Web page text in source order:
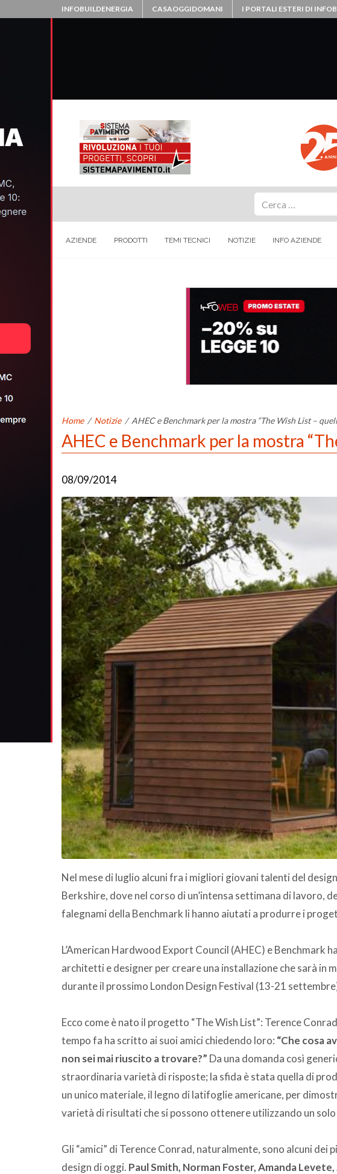
INFOBUILDENERGIA CASAOGGIDOMANI I PORTALI ESTERI DI
AZIENDE PRODOTTI TEMI TECNICI NOTIZIE INFO AZIENDE
Home / Notizie / AHEC e Benchmark per la mostra “The Wish List –
AHEC e Benchmark per la mostra
08/09/2014
Nel mese di luglio alcuni fra i migliori giovani talenti del
Berkshire, dove nel corso di un’intensa settimana di lavoro,
falegnami della Benchmark li hanno aiutati a produrre i
L’American Hardwood Export Council (AHEC) e Benchmark
architetti e designer per creare una installazione che sarà in
durante il prossimo London Design Festival (13-21
Ecco come è nato il progetto “The Wish List”: Terence
tempo fa ha scritto ai suoi amici chiedendo loro: “Che cosa
non sei mai riuscito a trovare?” Da una domanda così
straordinaria varietà di risposte; la sfida è stata quella di
un unico materiale, il legno di latifoglie americane, per
varietà di risultati che si possono ottenere utilizzando un
Gli “amici” di Terence Conrad, naturalmente, sono alcuni dei
design di oggi. Paul Smith, Norman Foster, Amanda